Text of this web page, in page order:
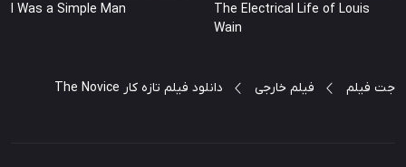
The Electrical Life of Louis
Wain
I Was a Simple Man
جت فیلم فیلم خارجی دانلود فیلم تازه کار The Novice